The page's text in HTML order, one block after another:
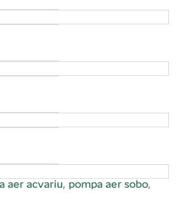
datorită unui sistem de
semnificativ orice zgomot. Ușor
2 W. Debit de aer: max. 1,
de aer: 1 ieșire. AC 220 V.
aer acvariu, pompa aer sobo,